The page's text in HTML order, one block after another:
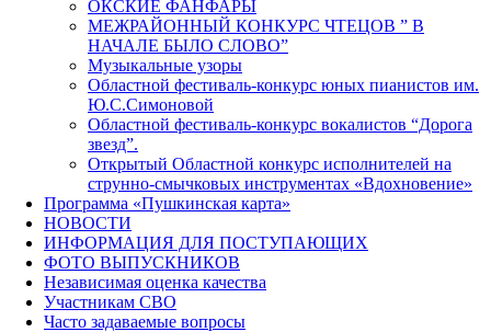
ОКСКИЕ ФАНФАРЫ
МЕЖРАЙОННЫЙ КОНКУРС ЧТЕЦОВ ” В
НАЧАЛЕ БЫЛО СЛОВО”
Музыкальные узоры
Областной фестиваль-конкурс юных пианистов им.
Ю.С.Симоновой
Областной фестиваль-конкурс вокалистов “Дорога
звезд”.
Открытый Областной конкурс исполнителей на
струнно-смычковых инструментах «Вдохновение»
Программа «Пушкинская карта»
НОВОСТИ
ИНФОРМАЦИЯ ДЛЯ ПОСТУПАЮЩИХ
ФОТО ВЫПУСКНИКОВ
Независимая оценка качества
Участникам СВО
Часто задаваемые вопросы